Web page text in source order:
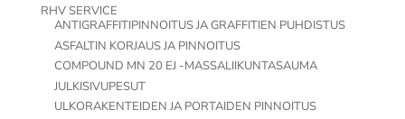
RHV SERVICE
ANTIGRAFFITIPINNOITUS JA GRAFFITIEN PUHDISTUS
ASFALTIN KORJAUS JA PINNOITUS
COMPOUND MN 20 EJ -MASSALIIKUNTASAUMA
JULKISIVUPESUT
ULKORAKENTEIDEN JA PORTAIDEN PINNOITUS